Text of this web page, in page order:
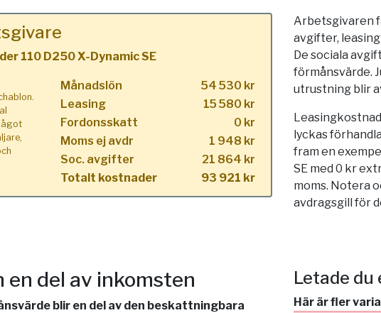
110 D250 X-Dynamic SE
Månadslön
54 530 kr
Leasing
15 580 kr
Fordonsskatt
0 kr
Moms ej avdr
1 948 kr
Soc. avgifter
21 864 kr
Totalt kostnader
93 921 kr
Arbetsgivaren
avgifter,
De sociala
förmånsvärde.
utrustning blir
lyckas
fram en
SE med 0 kr
moms. Notera
avdragsgill för
en del av inkomsten
blir en del av den beskattningbara
Letade
Här är fler